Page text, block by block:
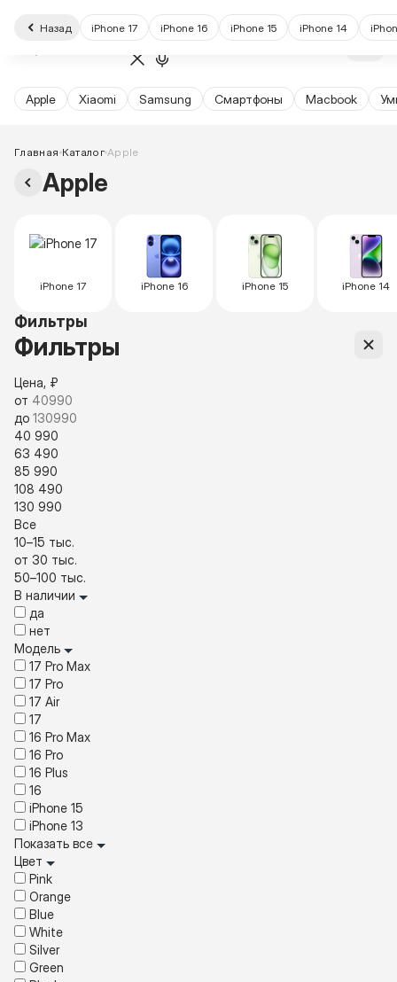
Apple Xiaomi Samsung Cмартфоны Macbook
Главная Каталог Apple
Apple
iPhone 17 iPhone 16 iPhone 15 iPhone 14
Назад iPhone 17 iPhone 16 iPhone 15 iPhone 14
Фильтры
Фильтры
Цена, ₽
от
до
40 990
63 490
85 990
108 490
130 990
Все
10–15 тыс.
от 30 тыс.
50–100 тыс.
В наличии
да
нет
Модель
17 Pro Max
17 Pro
17 Air
17
16 Pro Max
16 Pro
16 Plus
16
iPhone 15
iPhone 13
Показать все
Цвет
Pink
Orange
Blue
White
Silver
Green